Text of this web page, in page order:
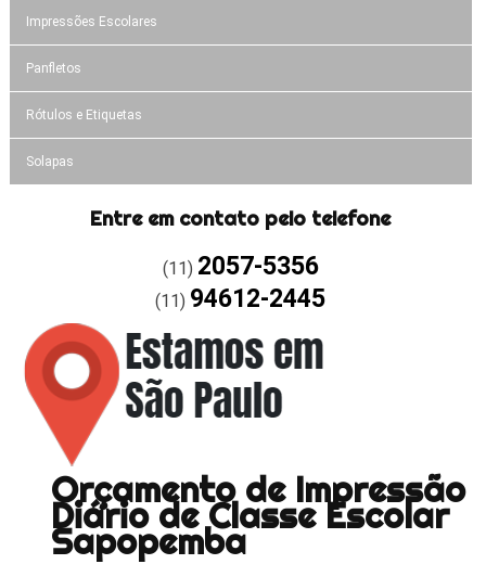
Impressões Escolares
Panfletos
Rótulos e Etiquetas
Solapas
Entre em contato pelo telefone
(11) 2057-5356
(11) 94612-2445
Orçamento de Impressão
Diário de Classe Escolar
Sapopemba